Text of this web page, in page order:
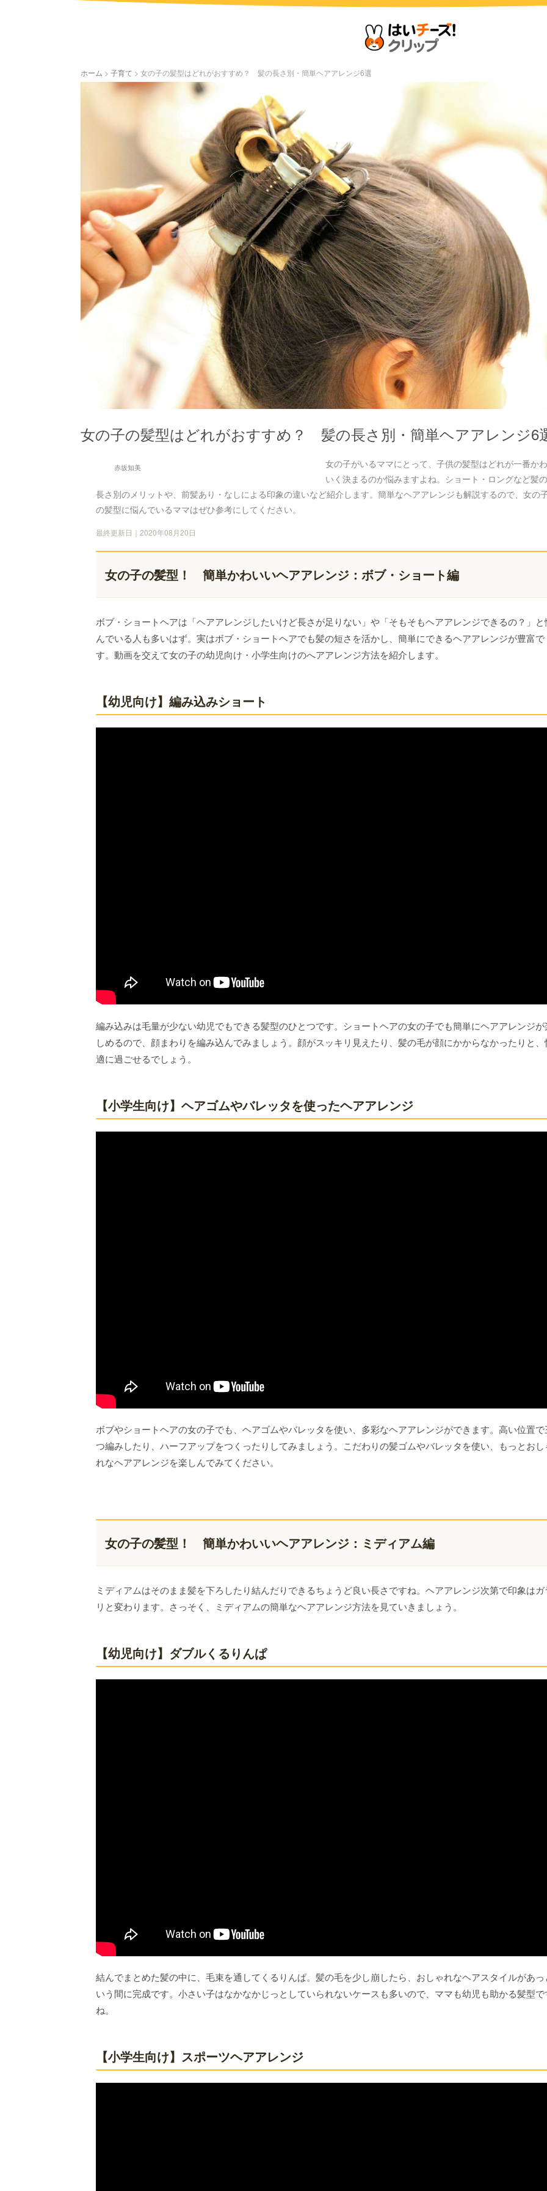
ホーム > 子育て > 女の子の髪型はどれがおすすめ？ 髪の長さ別・簡単ヘアアレンジ6選
女の子の髪型はどれがおすすめ？ 髪の長さ別・簡単ヘアアレンジ6
赤坂知美
最終更新日｜2020年08月20日
女の子がいるママにとって、子供の髪型はどれが一番か
いく決まるのか悩みますよね。ショート・ロングなど髪
長さ別のメリットや、前髪あり・なしによる印象の違いなど紹介します。簡単なヘアアレンジも解説するので、女の
の髪型に悩んでいるママはぜひ参考にしてください。
女の子の髪型！ 簡単かわいいヘアアレンジ：ボブ・ショート編
ボブ・ショートヘアは「ヘアアレンジしたいけど長さが足りない」や「そもそもヘアアレンジできるの？」と
んでいる人も多いはず。実はボブ・ショートヘアでも髪の短さを活かし、簡単にできるヘアアレンジが豊富で
す。動画を交えて女の子の幼児向け・小学生向けのへアアレンジ方法を紹介します。
【幼児向け】編み込みショート
編み込みは毛量が少ない幼児でもできる髪型のひとつです。ショートヘアの女の子でも簡単にヘアアレンジが
しめるので、顔まわりを編み込んでみましょう。顔がスッキリ見えたり、髪の毛が顔にかからなかったりと、
適に過ごせるでしょう。
【小学生向け】ヘアゴムやバレッタを使ったヘアアレンジ
ボブやショートヘアの女の子でも、ヘアゴムやバレッタを使い、多彩なヘアアレンジができます。高い位置で
つ編みしたり、ハーフアップをつくったりしてみましょう。こだわりの髪ゴムやバレッタを使い、もっとおし
れなヘアアレンジを楽しんでみてください。
女の子の髪型！ 簡単かわいいヘアアレンジ：ミディアム編
ミディアムはそのまま髪を下ろしたり結んだりできるちょうど良い長さですね。ヘアアレンジ次第で印象はガ
リと変わります。さっそく、ミディアムの簡単なヘアアレンジ方法を見ていきましょう。
【幼児向け】ダブルくるりんぱ
結んでまとめた髪の中に、毛束を通してくるりんぱ。髪の毛を少し崩したら、おしゃれなヘアスタイルがあっ
いう間に完成です。小さい子はなかなかじっとしていられないケースも多いので、ママも幼児も助かる髪型で
ね。
【小学生向け】スポーツヘアアレンジ